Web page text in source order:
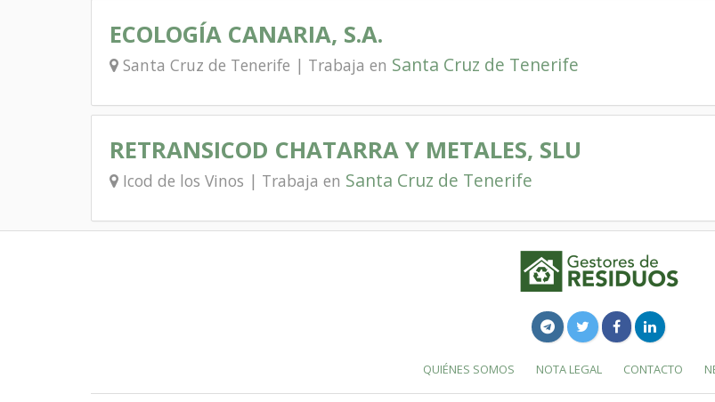
ECOLOGÍA CANARIA, S.A.
Santa Cruz de Tenerife | Trabaja en Santa Cruz de Tenerife
RETRANSICOD CHATARRA Y METALES, SLU
Icod de los Vinos | Trabaja en Santa Cruz de Tenerife
QUIÉNES SOMOS NOTA LEGAL CONTACTO